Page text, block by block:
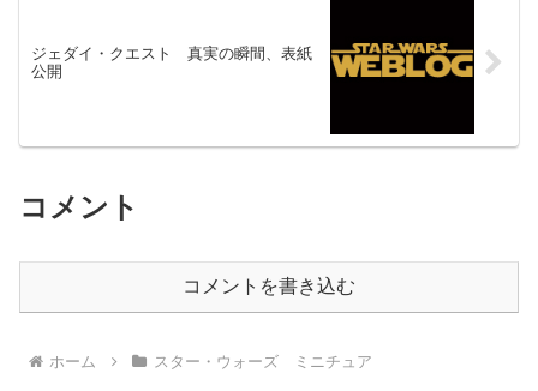
ジェダイ・クエスト 真実の瞬間、表紙
公開
コメント
コメントを書き込む
ホーム スター・ウォーズ ミニチュア